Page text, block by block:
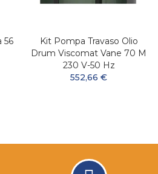
56
Kit Pompa Travaso Olio
Drum Viscomat Vane 70 M
230 V-50 Hz
552,66 €